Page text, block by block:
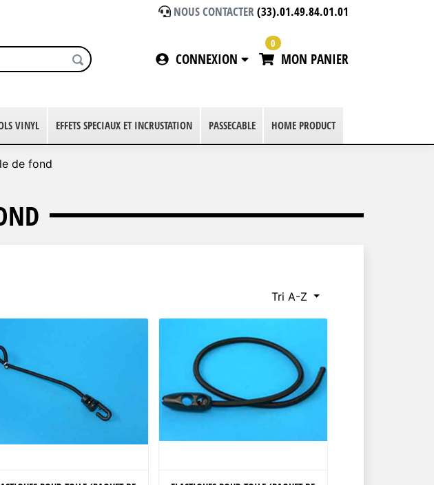
NOUS CONTACTER(33).01.49.84.01.01
CONNEXION
0
MON PANIER
VINYL EFFETS SPECIAUX ET INCRUSTATION PASSECABLE HOME PRODUCT
de fond
Tri A-Z